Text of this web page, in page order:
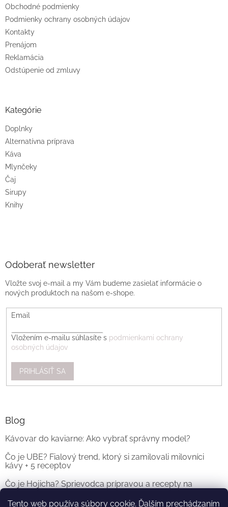
Tento web používa súbory cookie. Ďalším prechádzaním
Obchodné podmienky
Podmienky ochrany osobných údajov
Kontakty
Prenájom
Reklamácia
Odstúpenie od zmluvy
Kategórie
Doplnky
Alternatívna príprava
Káva
Mlynčeky
Čaj
Sirupy
Knihy
Odoberať newsletter
Vložte svoj e-mail a my Vám budeme zasielať informácie o
nových produktoch na našom e-shope.
Email
Vložením e-mailu súhlasíte s podmienkami ochrany
osobných údajov
PRIHLÁSIŤ SA
Blog
Kávovar do kaviarne: Ako vybrať správny model?
Čo je UBE? Fialový trend, ktorý si zamilovali milovníci
kávy + 5 receptov
Čo je Hojicha? Sprievodca prípravou a recepty na